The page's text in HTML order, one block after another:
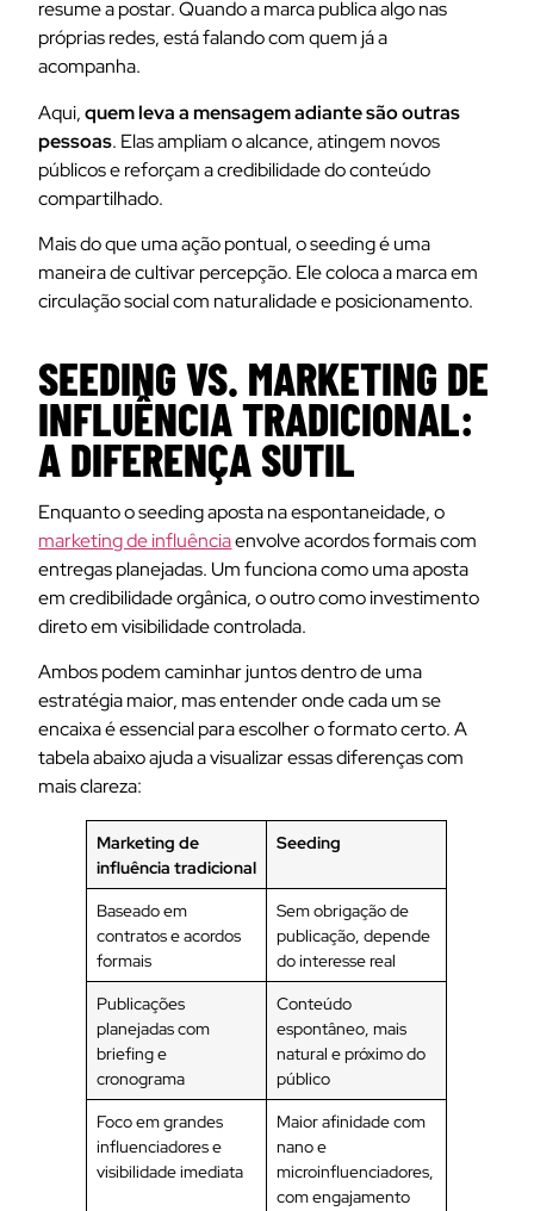
resume a postar. Quando a marca publica algo nas
próprias redes, está falando com quem já a
acompanha.
Aqui,quem leva a mensagem adiante são outras
pessoas. Elas ampliam o alcance, atingem novos
públicos e reforçam a credibilidade do conteúdo
compartilhado.
Mais do que uma ação pontual, o seeding é uma
maneira de cultivar percepção. Ele coloca a marca em
circulação social com naturalidade e posicionamento.
SEEDING VS. MARKETING DE
INFLUÊNCIA TRADICIONAL:
A DIFERENÇA SUTIL
Enquanto o seeding aposta na espontaneidade, o
marketing de influênciaenvolve acordos formais com
entregas planejadas. Um funciona como uma aposta
em credibilidade orgânica, o outro como investimento
direto em visibilidade controlada.
Ambos podem caminhar juntos dentro de uma
estratégia maior, mas entender onde cada um se
encaixa é essencial para escolher o formato certo. A
tabela abaixo ajuda a visualizar essas diferenças com
mais clareza:
Marketing de
influência tradicional
Seeding
Baseado em
contratos e acordos
formais
Sem obrigação de
publicação, depende
do interesse real
Publicações
planejadas com
briefing e
cronograma
Conteúdo
espontâneo, mais
natural e próximo do
público
Foco em grandes
influenciadores e
visibilidade imediata
Maior afinidade com
nano e
microinfluenciadores,
com engajamento